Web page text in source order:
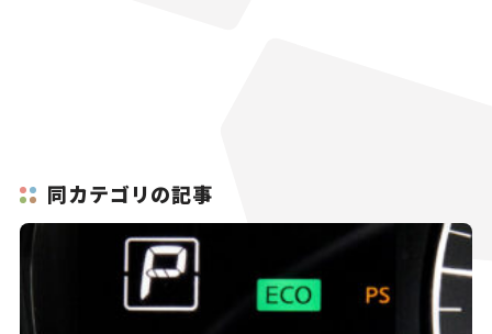
同カテゴリの記事